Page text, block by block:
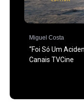
Miguel Costa
“Foi Só Um
Canais TVCine